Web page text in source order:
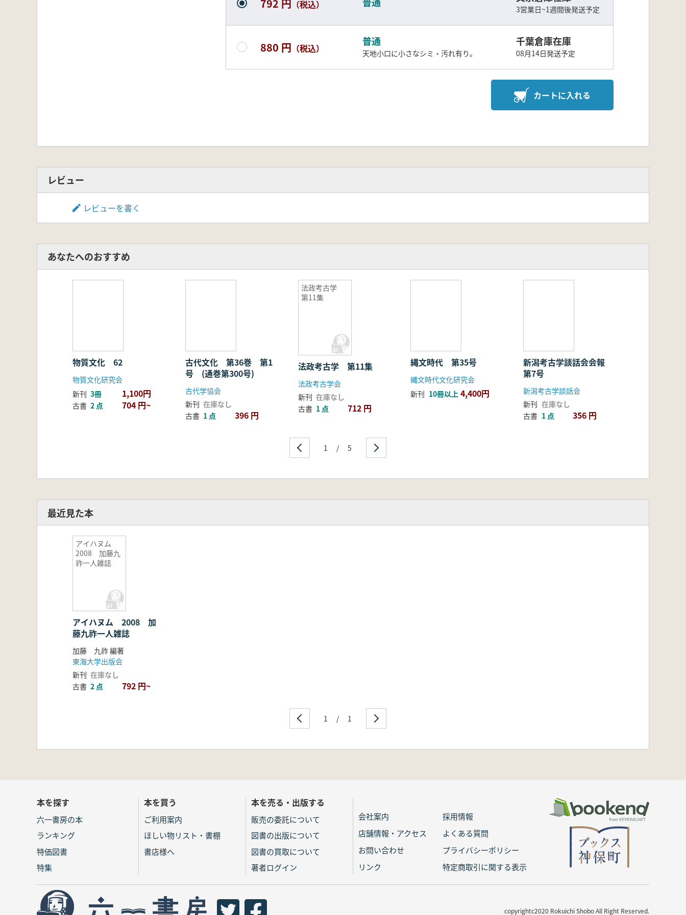
792 円 （税込） 3営業日~1週間後発送予定
880 円 （税込）
普通
天地小口に小さなシミ・汚れ有り。
千葉倉庫在庫
08月14日発送予定
カートに入れる
レビュー
レビューを書く
あなたへのおすすめ
物質文化 62
物質文化研究会
新刊 3冊 1,100円
古書 2 点 704 円~
古代文化 第36巻 第1
号 (通巻第300号)
古代学協会
新刊 在庫なし
古書 1 点 396 円
法政考古学
第11集
法政考古学 第11集
法政考古学会
新刊 在庫なし
古書 1 点 712 円
縄文時代 第35号
縄文時代文化研究会
新刊 10冊以上 4,400円
新潟考古学談話会会報
第7号
新潟考古学談話会
新刊 在庫なし
古書 1 点 356 円
1 / 5
最近見た本
アイハヌム
2008 加藤九
祚一人雑誌
アイハヌム 2008 加
藤九祚一人雑誌
加藤 九祚 編著
東海大学出版会
新刊 在庫なし
古書 2 点 792 円~
1 / 1
本を探す
六一書房の本
ランキング
特価図書
特集
本を買う
ご利用案内
ほしい物リスト・書棚
書店様へ
本を売る・出版する
販売の委託について
図書の出版について
図書の買取について
著者ログイン
会社案内
採用情報
店舗情報・アクセス
よくある質問
お問い合わせ
プライバシーポリシー
リンク
特定商取引に関する表示
copyrightc2020 Rokuichi Shobo All Right Reserved.